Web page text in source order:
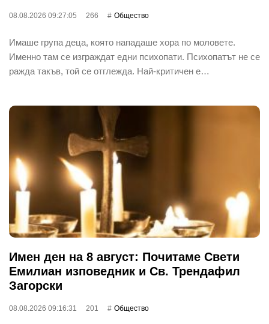
08.08.2026 09:27:05 266 Общество
Имаше група деца, която нападаше хора по моловете.
Именно там се изграждат едни психопати. Психопатът не се
ражда такъв, той се отглежда. Най-критичен е…
Имен ден на 8 август: Почитаме Свети
Емилиан изповедник и Св. Трендафил
Загорски
08.08.2026 09:16:31 201 Общество